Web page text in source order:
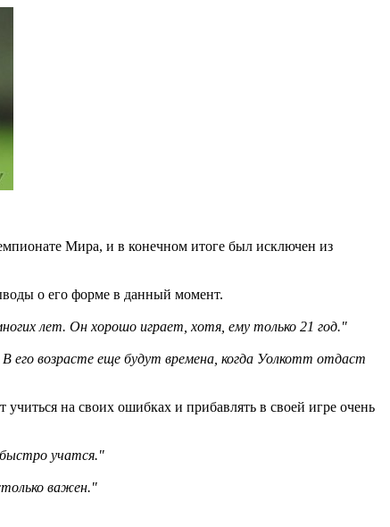
Мира, и в конечном итоге был исключен из
о его форме в данный момент.
лет. Он хорошо играет, хотя, ему только 21 год."
возрасте еще будут времена, когда Уолкотт отдаст
на своих ошибках и прибавлять в своей игре очень
учатся."
важен."